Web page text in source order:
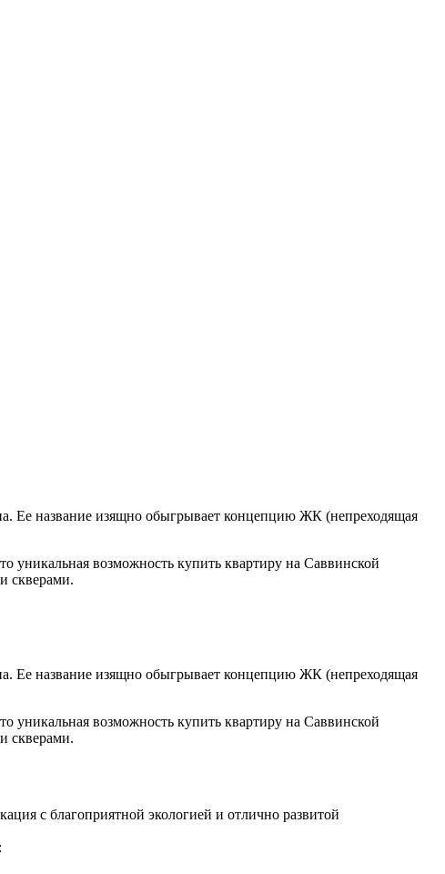
Ее название изящно обыгрывает концепцию ЖК (непреходящая
уникальная возможность купить квартиру на Саввинской
скверами.
Ее название изящно обыгрывает концепцию ЖК (непреходящая
уникальная возможность купить квартиру на Саввинской
скверами.
с благоприятной экологией и отлично развитой